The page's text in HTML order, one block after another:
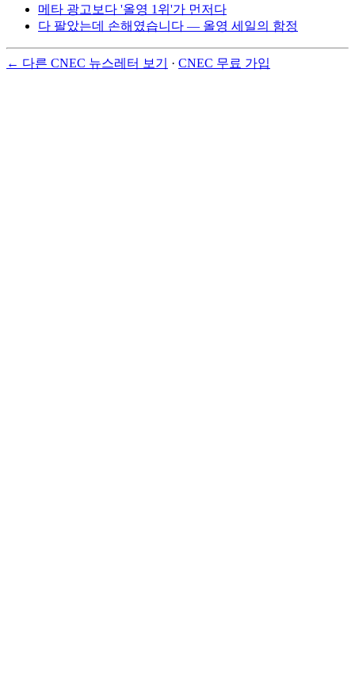
메타 광고보다 '올영 1위'가 먼저다
다 팔았는데 손해였습니다 — 올영 세일의 함정
← 다른 CNEC 뉴스레터 보기 · CNEC 무료 가입